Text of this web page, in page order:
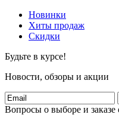
Новинки
Хиты продаж
Скидки
Будьте в курсе!
Новости, обзоры и акции
Вопросы о выборе и заказе